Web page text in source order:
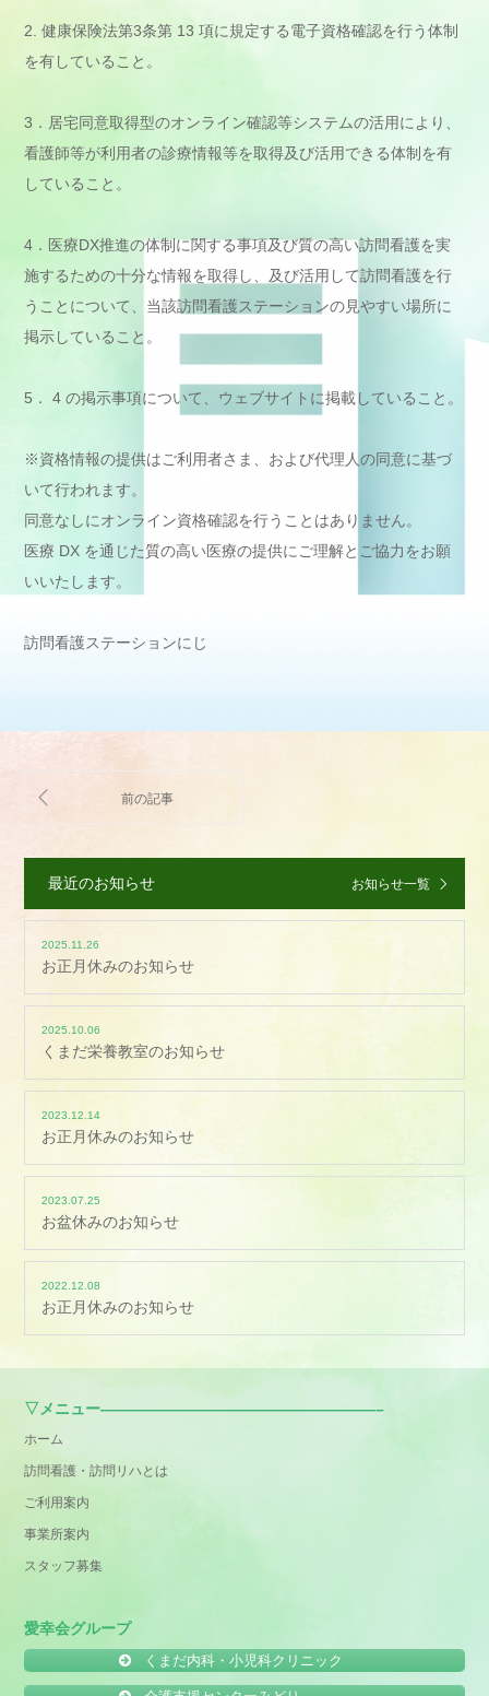
2. 健康保険法第3条第 13 項に規定する電子資格確認を行う体制
を有していること。
3．居宅同意取得型のオンライン確認等システムの活用により、
看護師等が利用者の診療情報等を取得及び活用できる体制を有
していること。
4．医療DX推進の体制に関する事項及び質の高い訪問看護を実
施するための十分な情報を取得し、及び活用して訪問看護を行
うことについて、当該訪問看護ステーションの見やすい場所に
掲示していること。
5． 4 の掲示事項について、ウェブサイトに掲載していること。
※資格情報の提供はご利用者さま、および代理人の同意に基づ
いて行われます。
同意なしにオンライン資格確認を行うことはありません。
医療 DX を通じた質の高い医療の提供にご理解とご協力をお願
いいたします。
訪問看護ステーションにじ
最近のお知らせ お知らせ一覧
2025.11.26
お正月休みのお知らせ
2025.10.06
くまだ栄養教室のお知らせ
2023.12.14
お正月休みのお知らせ
2023.07.25
お盆休みのお知らせ
2022.12.08
お正月休みのお知らせ
▽メニュー——————————————————–
ホーム
訪問看護・訪問リハとは
ご利用案内
事業所案内
スタッフ募集
愛幸会グループ
くまだ内科・小児科クリニック